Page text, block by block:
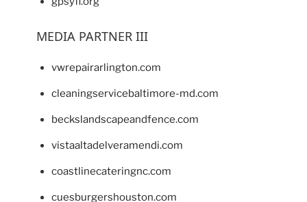
MEDIA PARTNER III
vwrepairarlington.com
cleaningservicebaltimore-md.com
beckslandscapeandfence.com
vistaaltadelveramendi.com
coastlinecateringnc.com
cuesburgershouston.com